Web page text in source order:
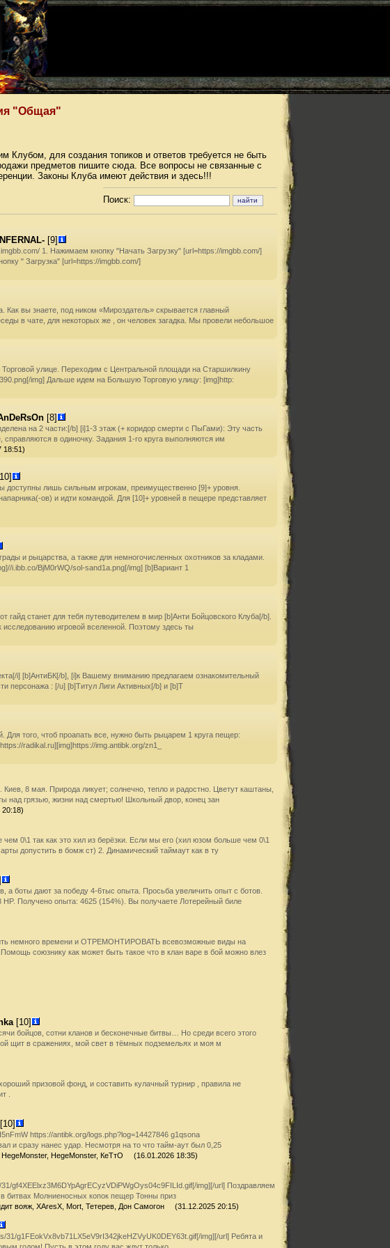
"Общая"
Клубом, для создания топиков и ответов требуется не быть
предметов пишите сюда. Все вопросы не связанные с
Законы Клуба имеют действия и здесь!!!
Поиск:
[9]
1. Нажимаем кнопку "Начать Загрузку" [url=https://imgbb.com/]
" Загрузка" [url=https://imgbb.com/]
Как вы знаете, под ником «Мироздатель» скрывается главный
в чате, для некоторых же , он человек загадка. Мы провели небольшое
улице. Переходим с Центральной площади на Старшилкину
img] Дальше идем на Большую Торговую улицу: [img]http:
[8]
на 2 части:[/b] [i]1-3 этаж (+ коридор смерти с ПыГами): Эту часть
в одиночку. Задания 1-го круга выполняются им
18:51)
доступны лишь сильным игрокам, преимущественно [9]+ уровня.
ов) и идти командой. Для [10]+ уровней в пещере представляет
и рыцарства, а также для немногочисленных охотников за кладами.
i.ibb.co/BjM0rWQ/sol-sand1a.png[/img] [b]Вариант 1
гайд станет для тебя путеводителем в мир [b]Анти Бойцовского Клуба[/b].
игровой вселенной. Поэтому здесь ты
i] [b]АнтиБК[/b], [i]к Вашему вниманию предлагаем ознакомительный
персонажа : [/u] [b]Титул Лиги Активных[/b] и [b]Т
Для того, чтоб проапать все, нужно быть рыцарем 1 круга пещер:
radikal.ru][img]https://img.antibk.org/zn1_
8 мая. Природа ликует; солнечно, тепло и радостно. Цветут каштаны,
над грязью, жизни над смертью! Школьный двор, конец зан
0\1 так как это хил из берёзки. Если мы его (хил юзом больше чем 0\1
допустить в бомж ст) 2. Динамический таймаут как в ту
а боты дают за победу 4-6тыс опыта. Просьба увеличить опыт с ботов.
Получено опыта: 4625 (154%). Вы получаете Лотерейный биле
немного времени и ОТРЕМОНТИРОВАТЬ всевозможные виды на
союзнику как может быть такое что в клан варе в бой можно влез
[10]
бойцов, сотни кланов и бесконечные битвы… Но среди всего этого
щит в сражениях, мой свет в тёмных подземельях и моя м
призовой фонд, и составить кулачный турнир , правила не
.
https://antibk.org/logs.php?log=14427846 g1qsona
и сразу нанес удар. Несмотря на то что тайм-аут был 0,25
HegeMonster, HegeMonster, КеТтО (16.01.2026 18:35)
gf4XEElxz3M6DYpAgrECyzVDiPWgOys04c9FILId.gif[/img][/url] Поздравляем
Молниеносных копок пещер Тонны приз
вояж, XAresX, Mort, Тетерев, Дон Самогон (31.12.2025 20:15)
31/g1FEokVx8vb71LX5eV9rI342jkeHZVyUK0DEY63t.gif[/img][/url] Ребята и